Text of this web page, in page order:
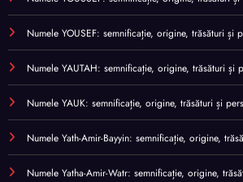
Numele YOUSEF: semnificație, origine, trăsături și
Numele YAUTAH: semnificație, origine, trăsături și
Numele YAUK: semnificație, origine, trăsături și
Numele Yath-Amir-Bayyin: semnificație, origine,
Numele Yatha-Amir-Watr: semnificație, origine,